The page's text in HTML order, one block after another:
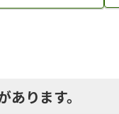
ります。